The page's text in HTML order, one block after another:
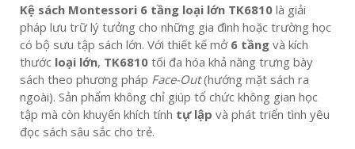
Kệ sách Montessori 6 tầng loại lớn TK6810 là giải
pháp lưu trữ lý tưởng cho những gia đình hoặc trường học
có bộ sưu tập sách lớn. Với thiết kế mở 6 tầng và kích
thước loại lớn, TK6810 tối đa hóa khả năng trưng bày
sách theo phương pháp Face-Out(hướng mặt sách ra
ngoài). Sản phẩm không chỉ giúp tổ chức không gian học
tập mà còn khuyến khích tính tự lập và phát triển tình yêu
đọc sách sâu sắc cho trẻ.